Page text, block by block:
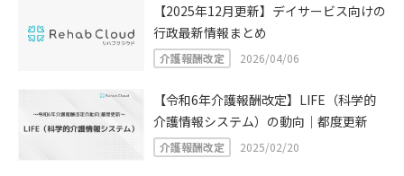
【2025年12月更新】デイサービス向けの
行政最新情報まとめ
介護報酬改定 2026/04/06
【令和6年介護報酬改定】LIFE（科学的
介護情報システム）の動向｜都度更新
介護報酬改定 2025/02/20